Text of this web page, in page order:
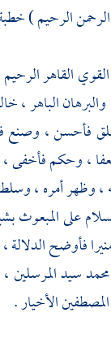
الرحيم )
القاهر
الباهر
، وصنع
، وحكم فأخفى
وظهر أمره ،
على المبعوث
فأوضح
سيد المرسلين ،
الأخيار .